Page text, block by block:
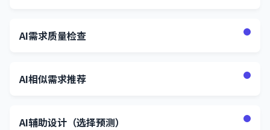
AI需求质量检查
AI相似需求推荐
AI辅助设计（选择预测）